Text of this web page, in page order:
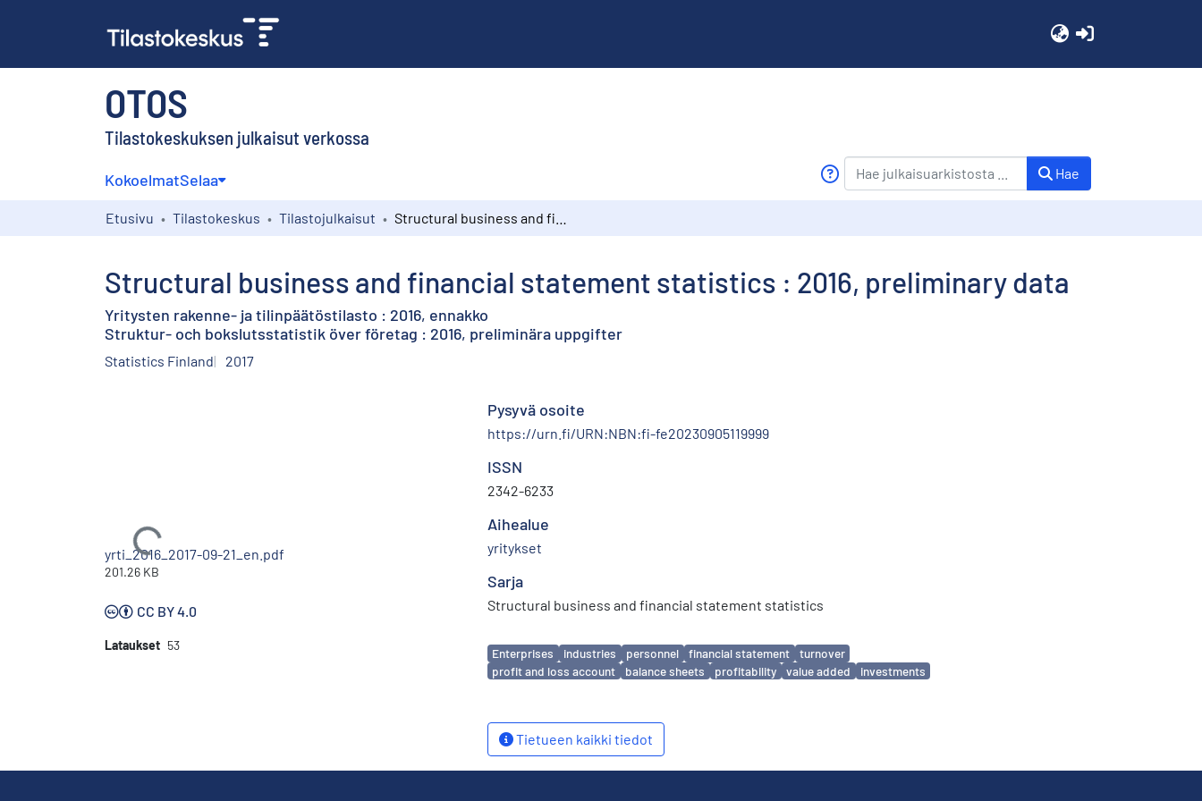
OTOS
Tilastokeskuksen julkaisut verkossa
KokoelmatSelaa Hae
Etusivu Tilastokeskus Tilastojulkaisut
Structural business and financial statement statistics : 2016, preliminary data
Yritysten rakenne- ja tilinpäätöstilasto : 2016, ennakko
Struktur- och bokslutsstatistik över företag : 2016, preliminära uppgifter
Statistics Finland 2017
Ladataan...
yrti_2016_2017-09-21_en.pdf
201.26 KB
CC BY 4.0
Lataukset 53
Pysyvä osoite
https://urn.fi/URN:NBN:fi-fe20230905119999
ISSN
2342-6233
Aihealue
yritykset
Sarja
Structural business and financial statement statistics
Avainsanat
Enterprises industries personnel financial statement
turnover
profit and loss account
balance sheets profitability value added investments
Tietueen kaikki tiedot